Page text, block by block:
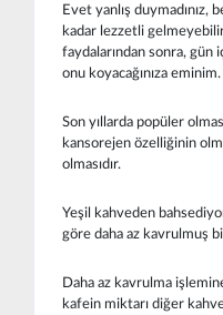
Evet yanlış duymadınız,
kadar lezzetli
faydalarından sonra,
onu koyacağınıza eminim.
Son yıllarda popüler
kansorejen özelliğinin
olmasıdır.
Yeşil kahveden
göre daha az kavrulmuş
Daha az kavrulma
kafein miktarı diğer